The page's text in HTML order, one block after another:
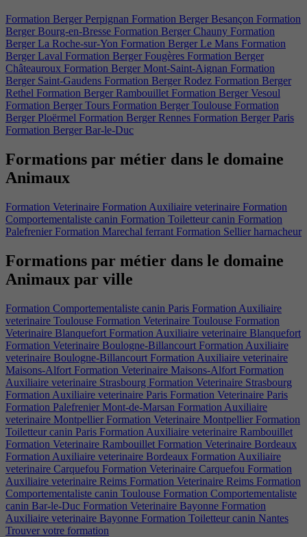
Formation Berger Perpignan Formation Berger Besançon Formation
Berger Bourg-en-Bresse Formation Berger Chauny Formation
Berger La Roche-sur-Yon Formation Berger Le Mans Formation
Berger Laval Formation Berger Fougères Formation Berger
Châteauroux Formation Berger Mont-Saint-Aignan Formation
Berger Saint-Gaudens Formation Berger Rodez Formation Berger
Rethel Formation Berger Rambouillet Formation Berger Vesoul
Formation Berger Tours Formation Berger Toulouse Formation
Berger Ploërmel Formation Berger Rennes Formation Berger Paris
Formation Berger Bar-le-Duc
Formations par métier dans le domaine
Animaux
Formation Veterinaire Formation Auxiliaire veterinaire Formation
Comportementaliste canin Formation Toiletteur canin Formation
Palefrenier Formation Marechal ferrant Formation Sellier harnacheur
Formations par métier dans le domaine
Animaux par ville​
Formation Comportementaliste canin Paris Formation Auxiliaire
veterinaire Toulouse Formation Veterinaire Toulouse Formation
Veterinaire Blanquefort Formation Auxiliaire veterinaire Blanquefort
Formation Veterinaire Boulogne-Billancourt Formation Auxiliaire
veterinaire Boulogne-Billancourt Formation Auxiliaire veterinaire
Maisons-Alfort Formation Veterinaire Maisons-Alfort Formation
Auxiliaire veterinaire Strasbourg Formation Veterinaire Strasbourg
Formation Auxiliaire veterinaire Paris Formation Veterinaire Paris
Formation Palefrenier Mont-de-Marsan Formation Auxiliaire
veterinaire Montpellier Formation Veterinaire Montpellier Formation
Toiletteur canin Paris Formation Auxiliaire veterinaire Rambouillet
Formation Veterinaire Rambouillet Formation Veterinaire Bordeaux
Formation Auxiliaire veterinaire Bordeaux Formation Auxiliaire
veterinaire Carquefou Formation Veterinaire Carquefou Formation
Auxiliaire veterinaire Reims Formation Veterinaire Reims Formation
Comportementaliste canin Toulouse Formation Comportementaliste
canin Bar-le-Duc Formation Veterinaire Bayonne Formation
Auxiliaire veterinaire Bayonne Formation Toiletteur canin Nantes
Trouver votre formation